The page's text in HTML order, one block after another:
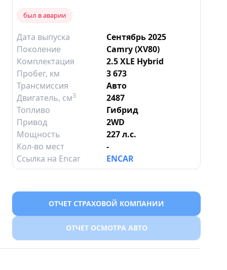
был в аварии
Дата выпуска
Сентябрь 2025
Поколение
Camry (XV80)
Комплектация
2.5 XLE Hybrid
Пробег, км
3 673
Трансмиссия
Авто
Двигатель, см3
2487
Топливо
Гибрид
Привод
2WD
Мощность
227 л.с.
Кол-во мест
-
Ссылка на Encar
ENCAR
ОТЧЕТ СТРАХОВОЙ КОМПАНИИ
ОТЧЕТ ОСМОТРА АВТО